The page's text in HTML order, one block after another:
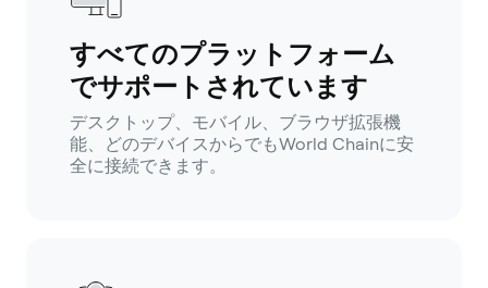
すべてのプラットフォーム
でサポートされています
デスクトップ、モバイル、ブラウザ拡張機
能、どのデバイスからでもWorld Chainに安
全に接続できます。